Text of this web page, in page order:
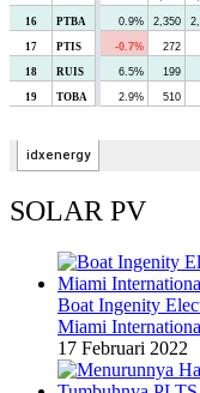
SOLAR PV
Boat Ingenity
Miami
17 Februari 2022